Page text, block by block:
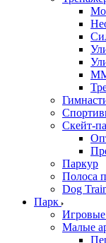
Скейт-
Паркур
Полоса
Dog
Парк
Малые